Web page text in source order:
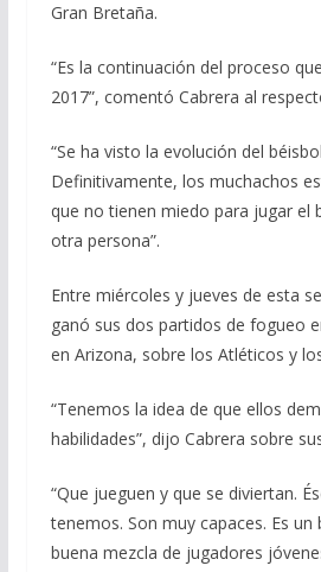
Gran Bretaña.
“Es la continuación del proceso
2017”, comentó Cabrera al
“Se ha visto la evolución del
Definitivamente, los muchachos
que no tienen miedo para jugar el
otra persona”.
Entre miércoles y jueves de esta
ganó sus dos partidos de fogueo
en Arizona, sobre los Atléticos y
“Tenemos la idea de que ellos
habilidades”, dijo Cabrera sobre
“Que jueguen y que se diviertan.
tenemos. Son muy capaces. Es un
buena mezcla de jugadores